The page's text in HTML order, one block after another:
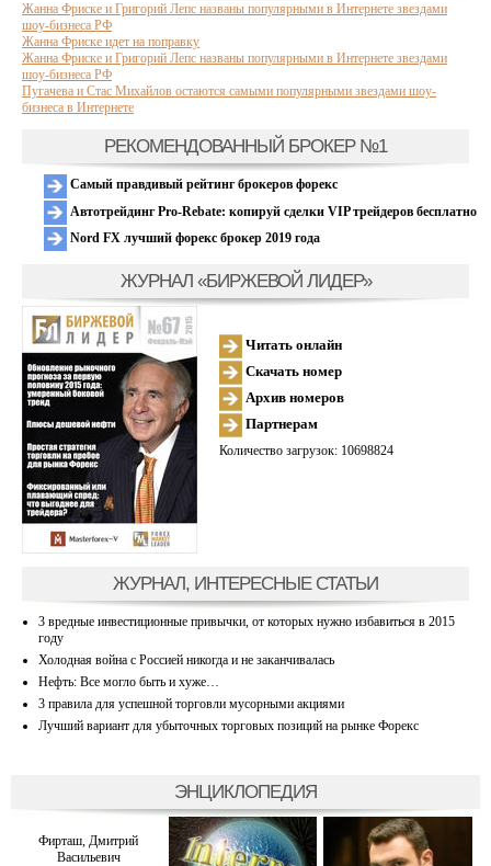
Жанна Фриске и Григорий Лепc названы популярными в Интернете звездами
шоу-бизнеса РФ
Жанна Фриске идет на поправку
Жанна Фриске и Григорий Лепc названы популярными в Интернете звездами
шоу-бизнеса РФ
Пугачева и Стас Михайлов остаются самыми популярными звездами шоу-
бизнеса в Интернете
РЕКОМЕНДОВАННЫЙ БРОКЕР №1
Самый правдивый рейтинг брокеров форекс
Автотрейдинг Pro-Rebate: копируй сделки VIP трейдеров бесплатно
Nord FX лучший форекс брокер 2019 года
ЖУРНАЛ «БИРЖЕВОЙ ЛИДЕР»
Читать онлайн
Скачать номер
Архив номеров
Партнерам
Количество загрузок: 10698824
ЖУРНАЛ, ИНТЕРЕСНЫЕ СТАТЬИ
3 вредные инвестиционные привычки, от которых нужно избавиться в 2015
году
Холодная война с Россией никогда и не заканчивалась
Нефть: Все могло быть и хуже…
3 правила для успешной торговли мусорными акциями
Лучший вариант для убыточных торговых позиций на рынке Форекс
ЭНЦИКЛОПЕДИЯ
Фирташ, Дмитрий
Васильевич